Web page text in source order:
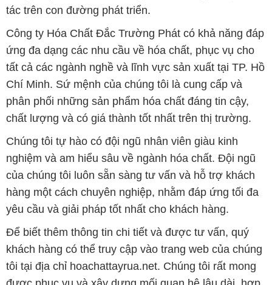
Chí Minh. Sứ mệnh của chúng tôi là cung cấp và
phân phối những sản phẩm hóa chất đáng tin cậy,
chất lượng và có giá thành tốt nhất trên thị trường.
Chúng tôi tự hào có đội ngũ nhân viên giàu kinh
nghiệm và am hiểu sâu về ngành hóa chất. Đội ngũ
của chúng tôi luôn sẵn sàng tư vấn và hỗ trợ khách
hàng một cách chuyên nghiệp, nhằm đáp ứng tối đa
yêu cầu và giải pháp tốt nhất cho khách hàng.
Để biết thêm thông tin chi tiết và được tư vấn, quý
khách hàng có thể truy cập vào trang web của chúng
tôi tại địa chỉ hoachattayrua.net. Chúng tôi rất mong
được phục vụ và xây dựng mối quan hệ lâu dài, hợp
tác cùng nhau phát triển.